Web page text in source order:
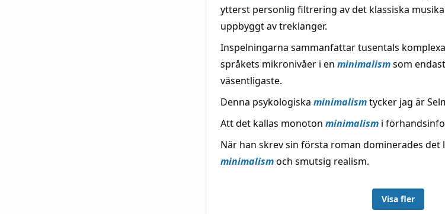
ytterst personlig filtrering av det klassiska
uppbyggt av treklanger.
Inspelningarna sammanfattar tusentals
språkets mikronivåer i en minimalismsom
väsentligaste.
Denna psykologiska minimalismtycker jag är
Att det kallas monoton minimalism i
När han skrev sin första roman dominerades det
minimalismoch smutsig realism.
Visa fler